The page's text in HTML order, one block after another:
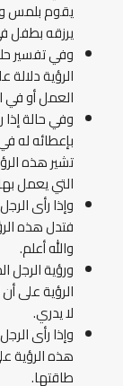
يقوم بلمس
يرزقه بطفل
وفي تفسير
الرؤية
العمل أو في
وفي حالة
بإعطائه له
تشير هذه
التي يعمل
وإذا رأى
فتدل هذه
والله أعلم.
ورؤية
الرؤية على
لا يدري.
وإذا رأى
هذه الرؤية
طاقتها.